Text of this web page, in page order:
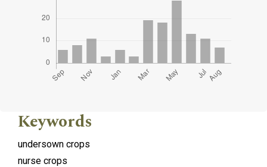
Keywords
undersown crops
nurse crops